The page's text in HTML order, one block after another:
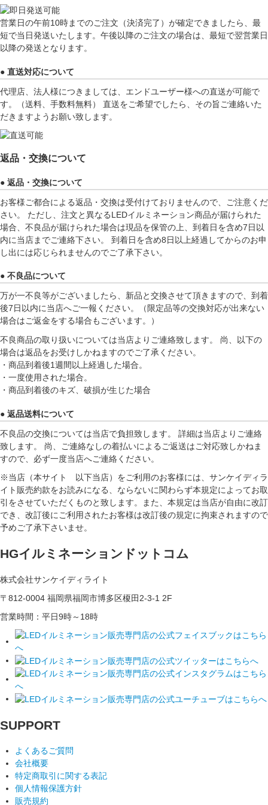
営業日の午前10時までのご注文（決済完了）が確定できましたら、最
短で当日発送いたします。午後以降のご注文の場合は、最短で翌営業日
以降の発送となります。
● 直送対応について
代理店、法人様につきましては、エンドユーザー様への直送が可能で
す。（送料、手数料無料） 直送をご希望でしたら、その旨ご連絡いた
だきますようお願い致します。
返品・交換について
● 返品・交換について
お客様ご都合による返品・交換は受付けておりませんので、ご注意くだ
さい。 ただし、注文と異なるLEDイルミネーション商品が届けられた
場合、不良品が届けられた場合は現品を保管の上、到着日を含め7日以
内に当店までご連絡下さい。 到着日を含め8日以上経過してからのお申
し出には応じられませんのでご了承下さい。
● 不良品について
万が一不良等がございましたら、新品と交換させて頂きますので、到着
後7日以内に当店へご一報ください。（限定品等の交換対応が出来ない
場合はご返金をする場合もございます。）
不良商品の取り扱いについては当店よりご連絡致します。 尚、以下の
場合は返品をお受けしかねますのでご了承ください。
・商品到着後1週間以上経過した場合。
・一度使用された場合。
・商品到着後のキズ、破損が生じた場合
● 返品送料について
不良品の交換については当店で負担致します。 詳細は当店よりご連絡
致します。 尚、ご連絡なしの着払いによるご返送はご対応致しかねま
すので、必ず一度当店へご連絡ください。
※当店（本サイト 以下当店）をご利用のお客様には、サンケイディラ
イト販売約款をお読みになる、ならないに関わらず本規定によってお取
引をさせていただくものと致します。また、本規定は当店が自由に改訂
でき、改訂後にご利用されたお客様は改訂後の規定に拘束されますので
予めご了承下さいませ。
HGイルミネーションドットコム
株式会社サンケイディライト
〒812-0004 福岡県福岡市博多区榎田2-3-1 2F
営業時間：平日9時～18時
SUPPORT
よくあるご質問
会社概要
特定商取引に関する表記
個人情報保護方針
販売規約